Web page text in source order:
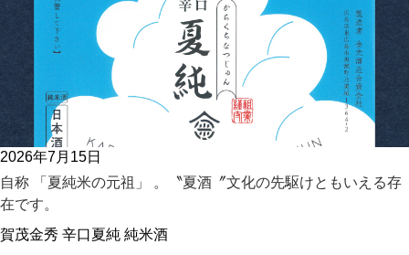
2026年7月15日
自称 「夏純米の元祖」 。〝夏酒〞文化の先駆けともいえる存
在です。
賀茂金秀 辛口夏純 純米酒